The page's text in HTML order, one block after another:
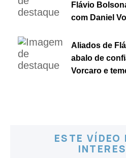
Flávio
com Daniel
Aliados de
abalo de
Vorcaro e
ESTE VÍDEO